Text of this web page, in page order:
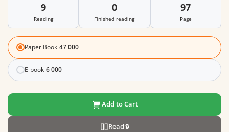
9
Reading
0
Finished reading
97
Page
Paper Book 47 000
E-book 6 000
Add to Cart
Read🔒